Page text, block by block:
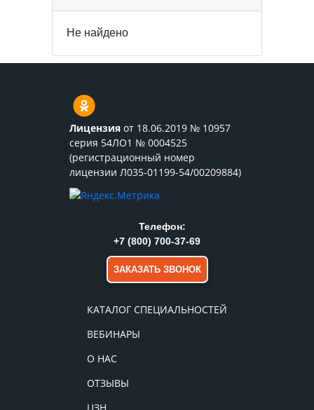
Не найдено
Лицензия от 18.06.2019 № 10957
серия 54ЛО1 № 0004525
(регистрационный номер
лицензии Л035-01199-54/00209884)
КАТАЛОГ СПЕЦИАЛЬНОСТЕЙ
ВЕБИНАРЫ
О НАС
ОТЗЫВЫ
Телефон:
+7 (800) 700-37-69
ЗАКАЗАТЬ ЗВОНОК